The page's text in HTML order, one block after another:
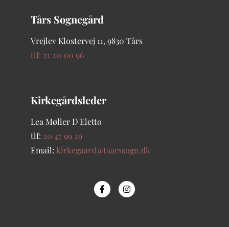
Tårs Sognegård
Vrejlev Klostervej 11, 9830 Tårs
tlf: 21 20 00 96
Kirkegårdsleder
Lea Møller D'Eletto
tlf: 20 47 99 29
Email: kirkegaard@taarssogn.dk